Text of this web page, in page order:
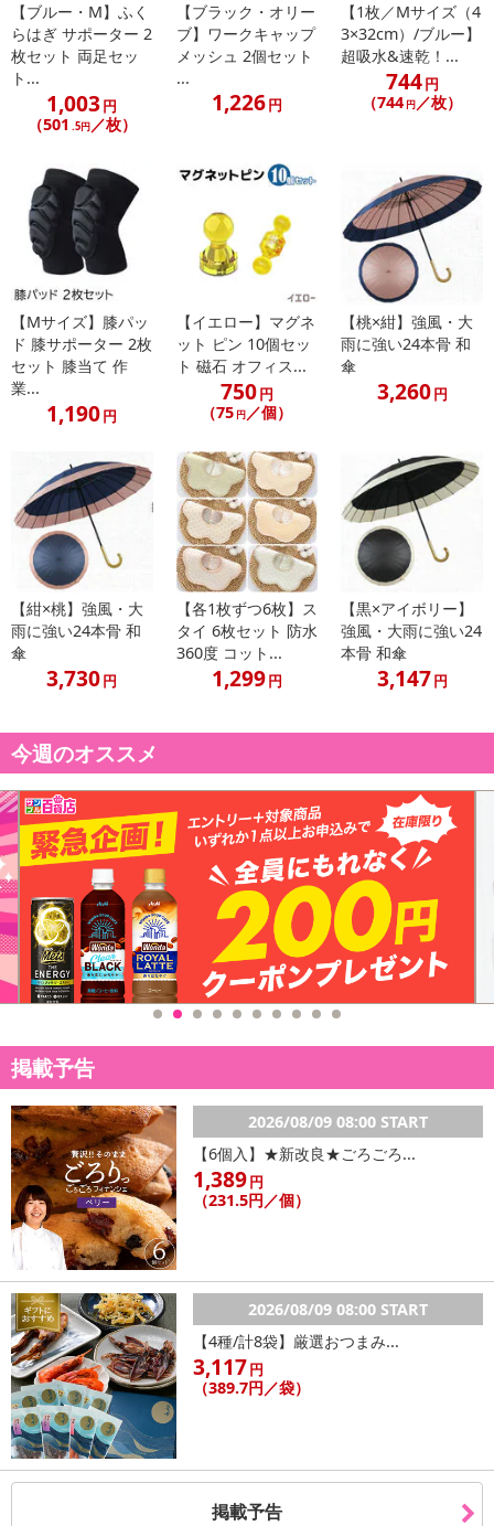
【ブルー・M】ふく
らはぎ サポーター 2
枚セット 両足セッ
ト...
1,003円
（501 .5円／枚）
【ブラック・オリー
ブ】ワークキャップ
メッシュ 2個セット
...
1,226円
【1枚／Mサイズ（4
3×32cm）/ブルー】
超吸水&速乾！...
744円
（744 円／枚）
【Mサイズ】膝パッ
ド 膝サポーター 2枚
セット 膝当て 作
業...
1,190円
【イエロー】マグネ
ット ピン 10個セッ
ト 磁石 オフィス...
750円
（75 円 ／個）
【桃×紺】強風・大
雨に強い24本骨 和
傘
3,260円
【紺×桃】強風・大
雨に強い24本骨 和
傘
3,730円
【各1枚ずつ6枚】ス
タイ 6枚セット 防水
360度 コット...
1,299円
【黒×アイボリー】
強風・大雨に強い24
本骨 和傘
3,147円
今週のオススメ
掲載予告
2026/08/09 08:00 START
【6個入】★新改良★ごろごろ...
1,389円
（231.5円／個）
2026/08/09 08:00 START
【4種/計8袋】厳選おつまみ...
3,117円
（389.7円／袋）
掲載予告